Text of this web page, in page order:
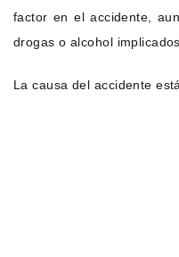
factor en el accidente,
drogas o alcohol implicados.
La causa del accidente